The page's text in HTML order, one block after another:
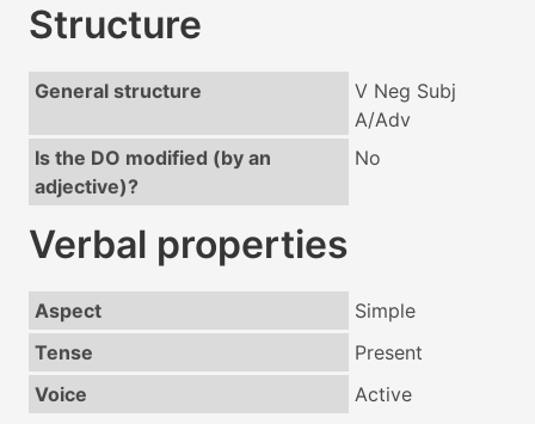
Structure
General structure
V Neg Subj
A/Adv
Is the DO modified (by an
adjective)?
No
Verbal properties
Aspect
Simple
Tense
Present
Voice
Active